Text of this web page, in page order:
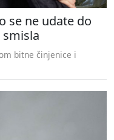
se ne udate do
smisla
bitne činjenice i